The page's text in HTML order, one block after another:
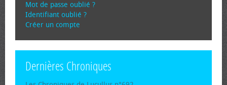
Mot de passe oublié ?
Identifiant oublié ?
Créer un compte
Dernières Chroniques